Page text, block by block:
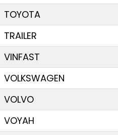
TOYOTA
TRAILER
VINFAST
VOLKSWAGEN
VOLVO
VOYAH